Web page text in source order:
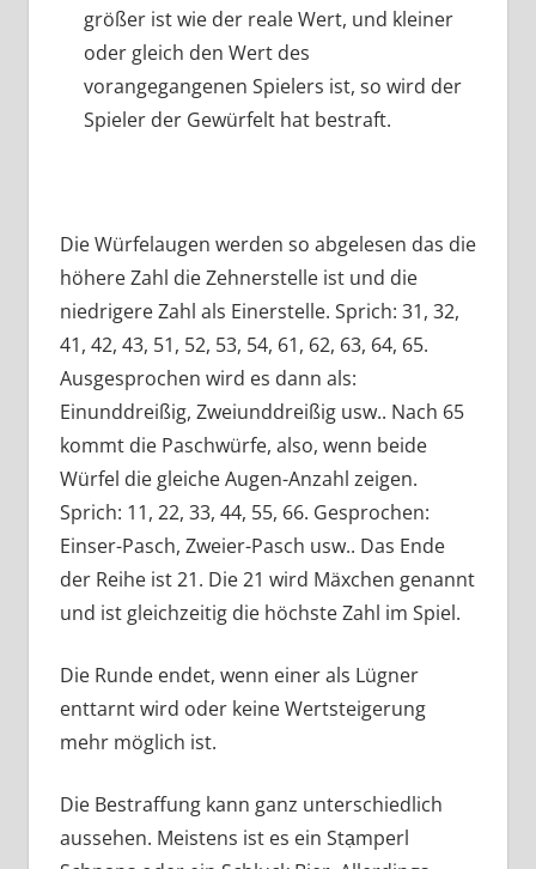
größer ist wie der reale Wert, und kleiner
oder gleich den Wert des
vorangegangenen Spielers ist, so wird der
Spieler der Gewürfelt hat bestraft.
Die Würfelaugen werden so abgelesen das die
höhere Zahl die Zehnerstelle ist und die
niedrigere Zahl als Einerstelle. Sprich: 31, 32,
41, 42, 43, 51, 52, 53, 54, 61, 62, 63, 64, 65.
Ausgesprochen wird es dann als:
Einunddreißig, Zweiunddreißig usw.. Nach 65
kommt die Paschwürfe, also, wenn beide
Würfel die gleiche Augen-Anzahl zeigen.
Sprich: 11, 22, 33, 44, 55, 66. Gesprochen:
Einser-Pasch, Zweier-Pasch usw.. Das Ende
der Reihe ist 21. Die 21 wird Mäxchen genannt
und ist gleichzeitig die höchste Zahl im Spiel.
Die Runde endet, wenn einer als Lügner
enttarnt wird oder keine Wertsteigerung
mehr möglich ist.
Die Bestraffung kann ganz unterschiedlich
aussehen. Meistens ist es ein Stạmperl